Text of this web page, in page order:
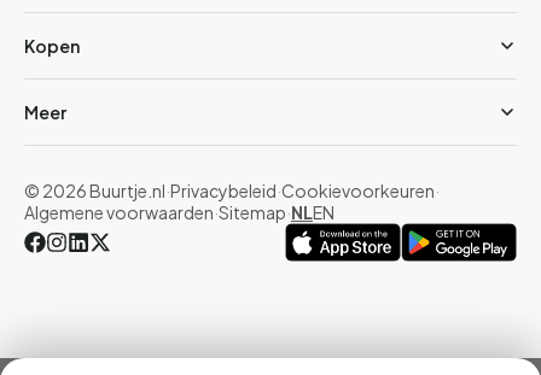
Kopen
Meer
© 2026 Buurtje.nl·Privacybeleid·Cookievoorkeuren·
Algemene voorwaarden·Sitemap·NLEN